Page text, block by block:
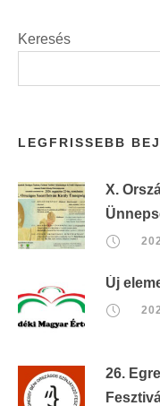
Keresés
LEGFRISSEBB
X.
Új
26.